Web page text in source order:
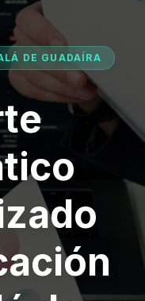
DE GUADAÍRA